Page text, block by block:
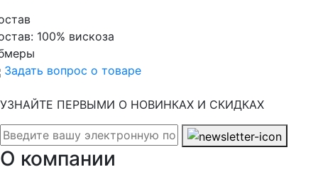
100% вискоза
Задать вопрос о товаре
УЗНАЙТЕ ПЕРВЫМИ О НОВИНКАХ И СКИДКАХ
О компании